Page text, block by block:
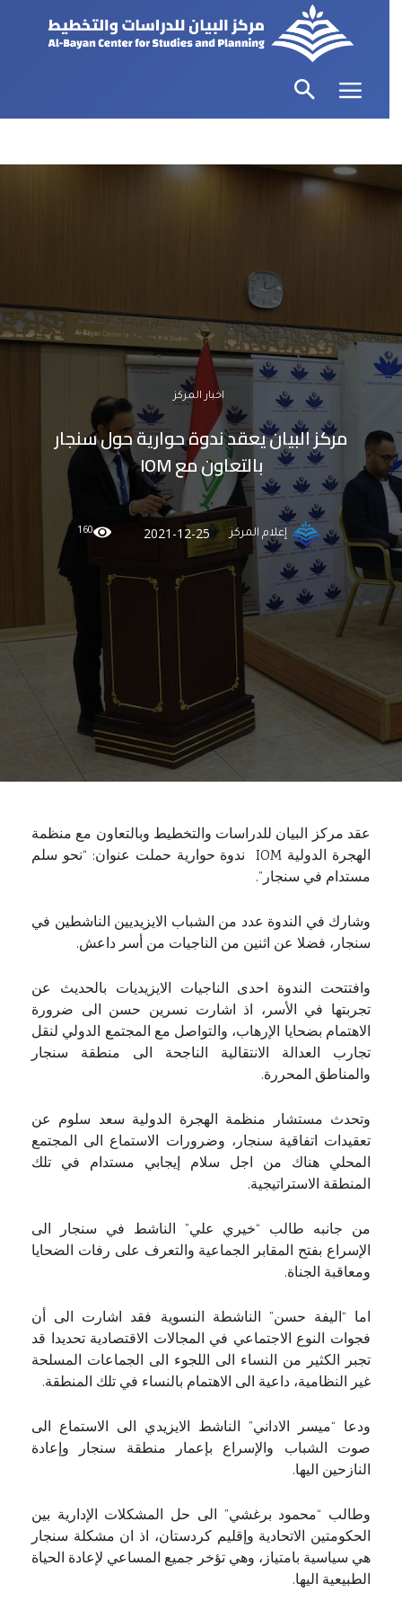
اخبار المركز
مركز البيان يعقد ندوة حوارية حول سنجار
بالتعاون مع IOM
إعلام المركز 2021-12-25
160
عقد مركز البيان للدراسات والتخطيط وبالتعاون مع منظمة
الهجرة الدولية IOM ندوة حوارية حملت عنوان: “نحو سلم
مستدام في سنجار”.
وشارك في الندوة عدد من الشباب الايزيديين الناشطين في
سنجار، فضلا عن اثنين من الناجيات من أسر داعش.
وافتتحت الندوة احدى الناجيات الايزيديات بالحديث عن
تجربتها في الأسر، اذ اشارت نسرين حسن الى ضرورة
الاهتمام بضحايا الإرهاب، والتواصل مع المجتمع الدولي لنقل
تجارب العدالة الانتقالية الناجحة الى منطقة سنجار
والمناطق المحررة.
وتحدث مستشار منظمة الهجرة الدولية سعد سلوم عن
تعقيدات اتفاقية سنجار، وضرورات الاستماع الى المجتمع
المحلي هناك من اجل سلام إيجابي مستدام في تلك
المنطقة الاستراتيجية.
من جانبه طالب “خيري علي” الناشط في سنجار الى
الإسراع بفتح المقابر الجماعية والتعرف على رفات الضحايا
ومعاقبة الجناة.
اما “اليفة حسن” الناشطة النسوية فقد اشارت الى أن
فجوات النوع الاجتماعي في المجالات الاقتصادية تحديدا قد
تجبر الكثير من النساء الى اللجوء الى الجماعات المسلحة
غير النظامية، داعية الى الاهتمام بالنساء في تلك المنطقة.
ودعا “ميسر الاداني” الناشط الايزيدي الى الاستماع الى
صوت الشباب والإسراع بإعمار منطقة سنجار وإعادة
النازحين اليها.
وطالب “محمود برغشي” الى حل المشكلات الإدارية بين
الحكومتين الاتحادية وإقليم كردستان، اذ ان مشكلة سنجار
هي سياسية بامتياز، وهي تؤخر جميع المساعي لإعادة الحياة
الطبيعية اليها.